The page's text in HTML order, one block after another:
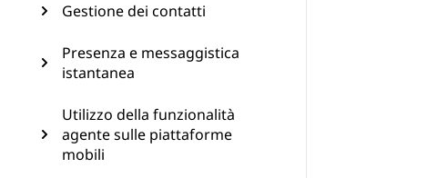
Gestione dei contatti
Presenza e messaggistica
istantanea
Utilizzo della funzionalità
agente sulle piattaforme
mobili